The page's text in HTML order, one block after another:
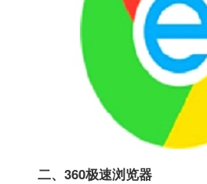
二、360极速浏览器